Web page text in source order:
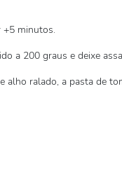
+5 minutos.
a 200 graus e deixe
alho ralado, a pasta de